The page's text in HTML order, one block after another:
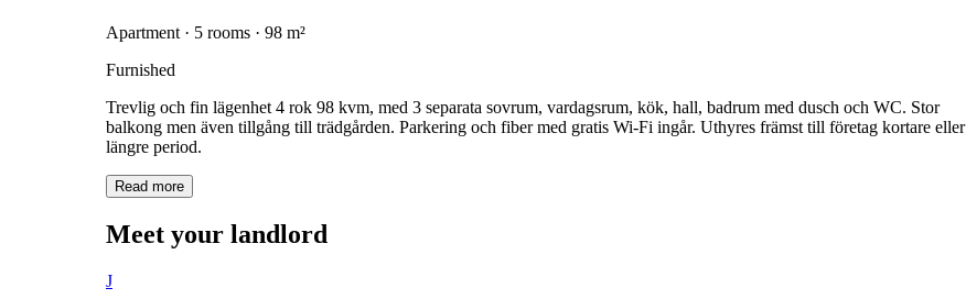
Apartment · 5 rooms · 98 m²
Furnished
Trevlig och fin lägenhet 4 rok 98 kvm, med 3 separata sovrum, vardagsrum, kök, hall, badrum med dusch och WC. Stor
balkong men även tillgång till trädgården. Parkering och fiber med gratis Wi-Fi ingår. Uthyres främst till företag kortare eller
längre period.
Read more
Meet your landlord
J